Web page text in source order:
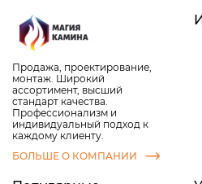
Продажа, проектирование,
монтаж. Широкий
ассортимент, высший
стандарт качества.
Профессионализм и
индивидуальный подход к
каждому клиенту.
БОЛЬШЕ О КОМПАНИИ